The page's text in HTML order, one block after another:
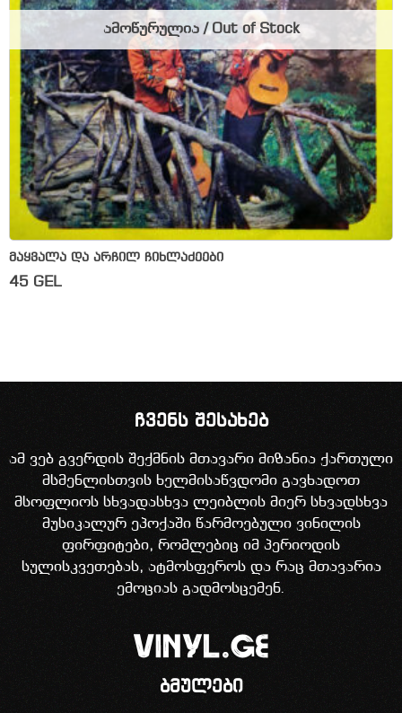
მაყვალა და არჩილ ჩიხლაძეები
45 GEL
ამოწურულია / Out of Stock
ჩვენს შესახებ
ამ ვებ გვერდის შექმნის მთავარი მიზანია ქართული
მსმენლისთვის ხელმისაწვდომი გავხადოთ
მსოფლიოს სხვადასხვა ლეიბლის მიერ სხვადსხვა
მუსიკალურ ეპოქაში წარმოებული ვინილის
ფირფიტები, რომლებიც იმ პერიოდის
სულისკვეთებას, ატმოსფეროს და რაც მთავარია
ემოციას გადმოსცემენ.
ბმულები